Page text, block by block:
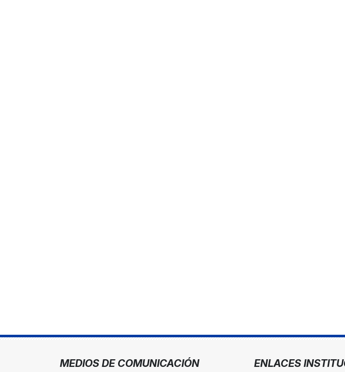
MEDIOS DE COMUNICACIÓN ENLACES